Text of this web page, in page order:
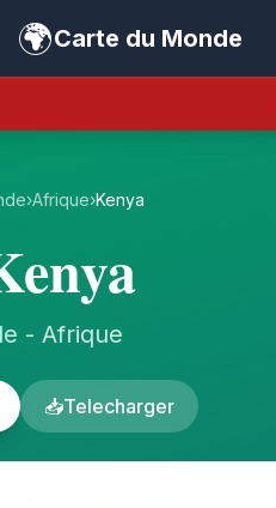
🌍Carte du Monde
›Afrique›Kenya
- Afrique
📥Telecharger